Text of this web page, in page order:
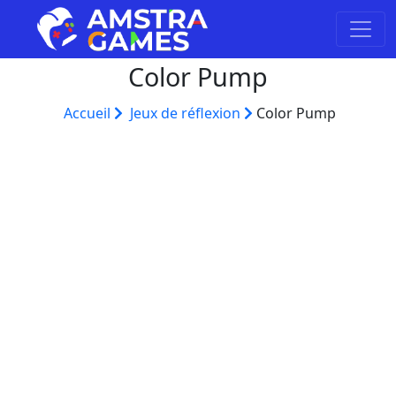
Color Pump
Accueil Jeux de réflexion Color Pump